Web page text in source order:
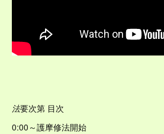
法要次第 目次
0:00​～護摩修法開始